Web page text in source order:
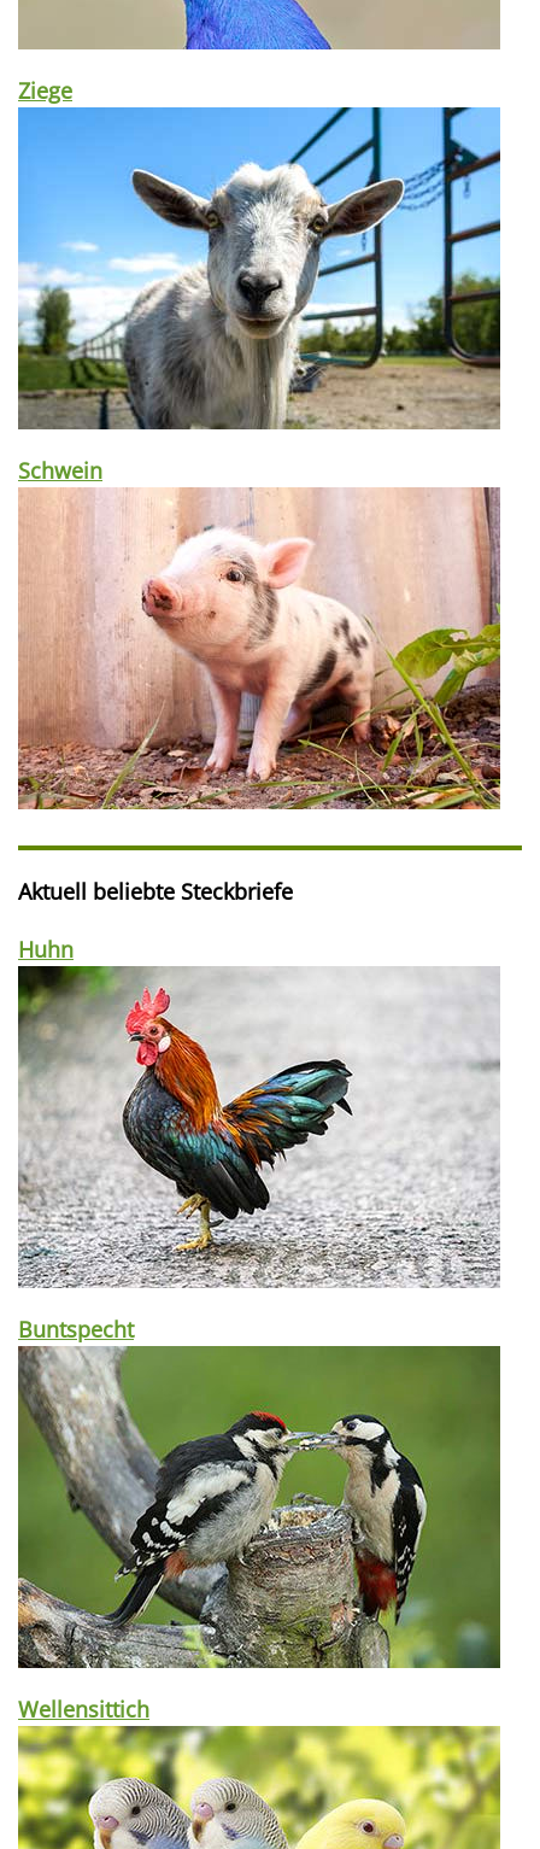
Ziege
Schwein
Aktuell beliebte Steckbriefe
Huhn
Buntspecht
Wellensittich